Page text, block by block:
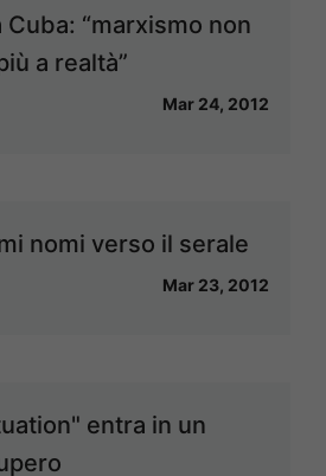
Cuba: “marxismo non
a realtà”
Mar 24, 2012
nomi verso il serale
Mar 23, 2012
entra in un